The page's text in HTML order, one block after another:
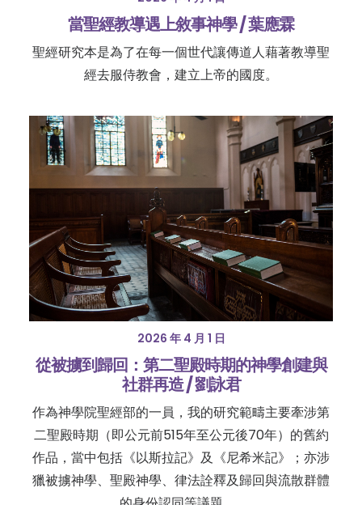
當聖經教導遇上敘事神學 / 葉應霖
聖經研究本是為了在每一個世代讓傳道人藉著教導聖
經去服侍教會，建立上帝的國度。
2026 年 4 月 1 日
從被擄到歸回：第二聖殿時期的神學創建與
社群再造 / 劉詠君
作為神學院聖經部的一員，我的研究範疇主要牽涉第
二聖殿時期（即公元前515年至公元後70年）的舊約
作品，當中包括《以斯拉記》及《尼希米記》；亦涉
獵被擄神學、聖殿神學、律法詮釋及歸回與流散群體